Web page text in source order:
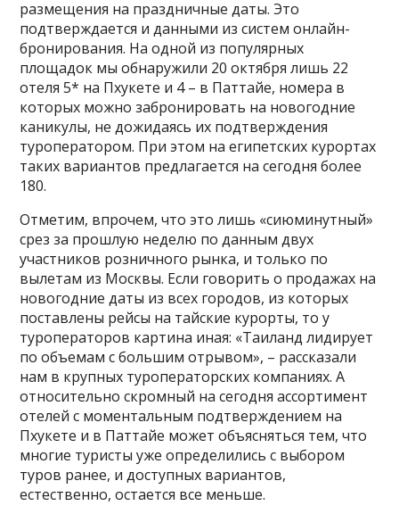
размещения на праздничные даты. Это
подтверждается и данными из систем онлайн-
бронирования. На одной из популярных
площадок мы обнаружили 20 октября лишь 22
отеля 5* на Пхукете и 4 – в Паттайе, номера в
которых можно забронировать на новогодние
каникулы, не дожидаясь их подтверждения
туроператором. При этом на египетских курортах
таких вариантов предлагается на сегодня более
180.
Отметим, впрочем, что это лишь «сиюминутный»
срез за прошлую неделю по данным двух
участников розничного рынка, и только по
вылетам из Москвы. Если говорить о продажах на
новогодние даты из всех городов, из которых
поставлены рейсы на тайские курорты, то у
туроператоров картина иная: «Таиланд лидирует
по объемам с большим отрывом», – рассказали
нам в крупных туроператорских компаниях. А
относительно скромный на сегодня ассортимент
отелей с моментальным подтверждением на
Пхукете и в Паттайе может объясняться тем, что
многие туристы уже определились с выбором
туров ранее, и доступных вариантов,
естественно, остается все меньше.